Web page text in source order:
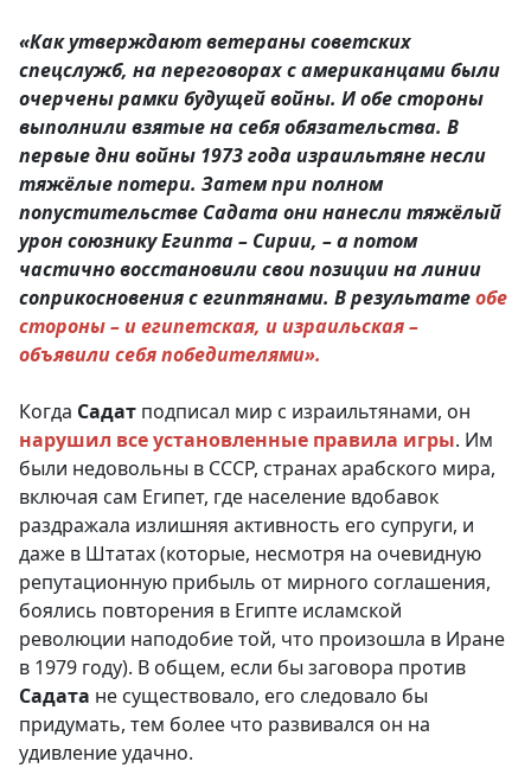
«Как утверждают ветераны советских
спецслужб, на переговорах с американцами были
очерчены рамки будущей войны. И обе стороны
выполнили взятые на себя обязательства. В
первые дни войны 1973 года израильтяне несли
тяжёлые потери. Затем при полном
попустительстве Садата они нанесли тяжёлый
урон союзнику Египта – Сирии, – а потом
частично восстановили свои позиции на линии
соприкосновения с египтянами. В результатеобе
стороны – и египетская, и израильская –
объявили себя победителями».
Когда Садат подписал мир с израильтянами, он
нарушил все установленные правила игры. Им
были недовольны в СССР, странах арабского мира,
включая сам Египет, где население вдобавок
раздражала излишняя активность его супруги, и
даже в Штатах (которые, несмотря на очевидную
репутационную прибыль от мирного соглашения,
боялись повторения в Египте исламской
революции наподобие той, что произошла в Иране
в 1979 году). В общем, если бы заговора против
Садата не существовало, его следовало бы
придумать, тем более что развивался он на
удивление удачно.